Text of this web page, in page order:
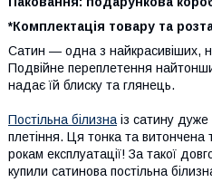
*Комплектація товару та
Сатин — одна з найкрасивіших,
Подвійне переплетення
надає їй блиску та глянець.
Постільна білизнаіз сатину дуже
плетіння. Ця тонка та
рокам експлуатації! За такої
купили сатинова постільна